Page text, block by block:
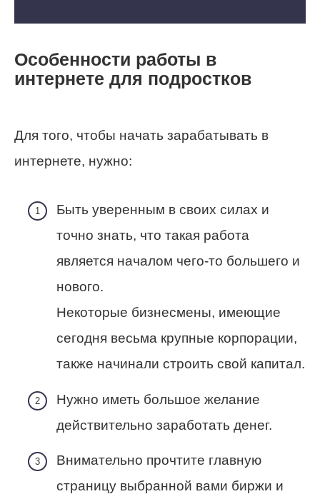
Особенности работы в
интернете для подростков
Для того, чтобы начать зарабатывать в
интернете, нужно:
Быть уверенным в своих силах и
точно знать, что такая работа
является началом чего-то большего и
нового.
Некоторые бизнесмены, имеющие
сегодня весьма крупные корпорации,
также начинали строить свой капитал.
Нужно иметь большое желание
действительно заработать денег.
Внимательно прочтите главную
страницу выбранной вами биржи и